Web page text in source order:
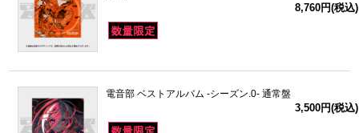
8,760円(税込)
電音部 ベストアルバム -シーズン.0- 通常盤
3,500円(税込)